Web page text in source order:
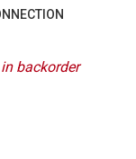
backorder